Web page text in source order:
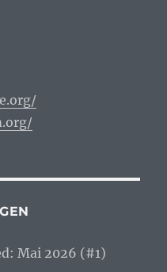
Mai 2026 (#1)